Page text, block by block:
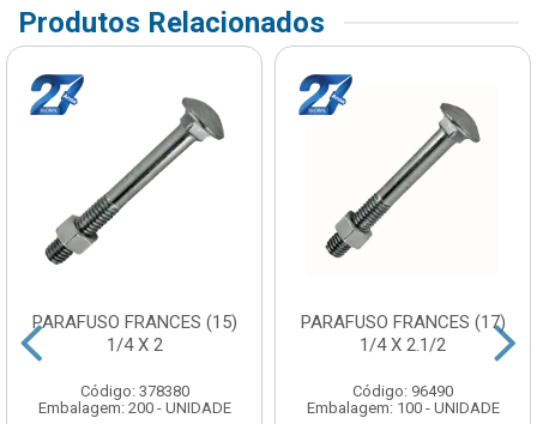
Produtos Relacionados
PARAFUSO FRANCES (15)
1/4 X 2
Código: 378380
Embalagem: 200 - UNIDADE
PARAFUSO FRANCES (17)
1/4 X 2.1/2
Código: 96490
Embalagem: 100 - UNIDADE